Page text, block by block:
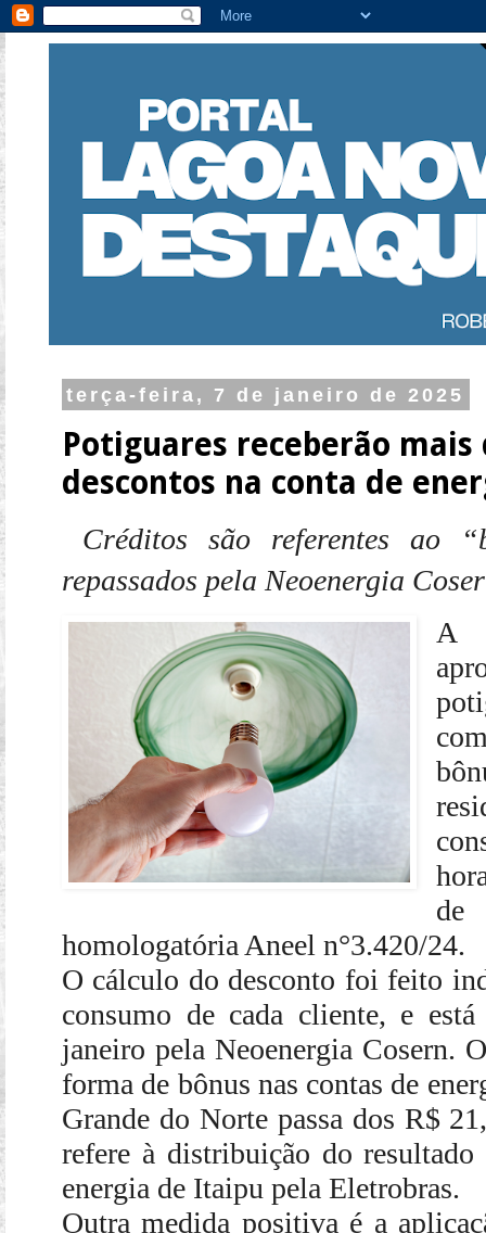
terça-feira, 7 de janeiro de 2025
Potiguares receberão mais
descontos na conta de
Créditos são referentes ao
repassados pela Neoenergia
A
de
homologatória Aneel n°3.420/24.
O cálculo do desconto foi feito
consumo de cada cliente, e
janeiro pela Neoenergia Cosern.
forma de bônus nas contas de
Grande do Norte passa dos R$
refere à distribuição do
energia de Itaipu pela Eletrobras.
Outra medida positiva é a